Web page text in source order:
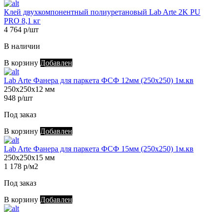
Клей двухкомпонентный полиуретановый Lab Arte 2K PU
PRO 8,1 кг
4 764 р/шт
В наличии
В корзину Добавлен
Lab Arte Фанера для паркета ФСФ 12мм (250х250) 1м.кв
250х250х12 мм
948 р/шт
Под заказ
В корзину Добавлен
Lab Arte Фанера для паркета ФСФ 15мм (250х250) 1м.кв
250х250х15 мм
1 178 р/м2
Под заказ
В корзину Добавлен